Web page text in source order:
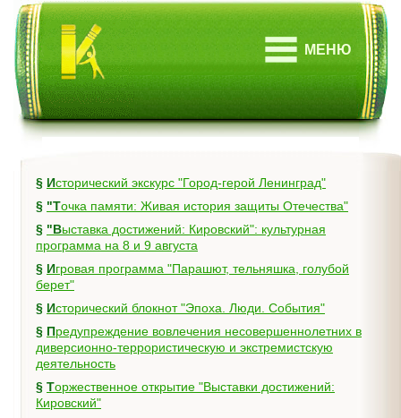
МЕНЮ
§
Исторический экскурс "Город-герой Ленинград"
§
"Точка памяти: Живая история защиты Отечества"
§ "Выставка достижений: Кировский": культурная
программа на 8 и 9 августа
§ Игровая программа "Парашют, тельняшка, голубой
берет"
§
Исторический блокнот "Эпоха. Люди. События"
§ Предупреждение вовлечения несовершеннолетних в
диверсионно-террористическую и экстремистскую
деятельность
§ Торжественное открытие "Выставки достижений:
Кировский"